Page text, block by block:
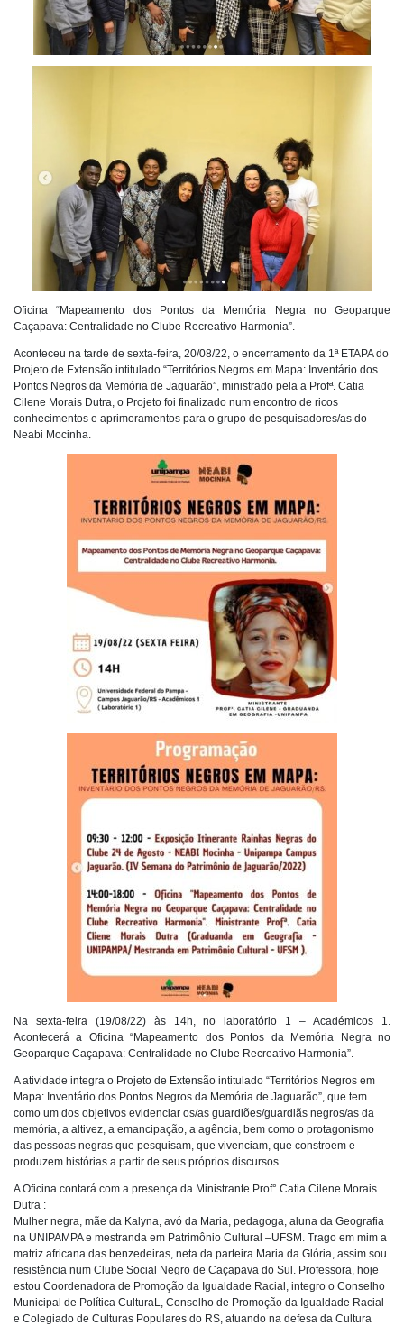
Oficina “Mapeamento dos Pontos da Memória Negra no Geoparque
Caçapava: Centralidade no Clube Recreativo Harmonia”.
Aconteceu na tarde de sexta-feira, 20/08/22, o encerramento da 1ª ETAPA do
Projeto de Extensão intitulado “Territórios Negros em Mapa: Inventário dos
Pontos Negros da Memória de Jaguarão”, ministrado pela a Profª. Catia
Cilene Morais Dutra, o Projeto foi finalizado num encontro de ricos
conhecimentos e aprimoramentos para o grupo de pesquisadores/as do
Neabi Mocinha.
Na sexta-feira (19/08/22) às 14h, no laboratório 1 – Académicos 1.
Acontecerá a Oficina “Mapeamento dos Pontos da Memória Negra no
Geoparque Caçapava: Centralidade no Clube Recreativo Harmonia”.
A atividade integra o Projeto de Extensão intitulado “Territórios Negros em
Mapa: Inventário dos Pontos Negros da Memória de Jaguarão”, que tem
como um dos objetivos evidenciar os/as guardiões/guardiãs negros/as da
memória, a altivez, a emancipação, a agência, bem como o protagonismo
das pessoas negras que pesquisam, que vivenciam, que constroem e
produzem histórias a partir de seus próprios discursos.
A Oficina contará com a presença da Ministrante Prof° Catia Cilene Morais
Dutra :
Mulher negra, mãe da Kalyna, avó da Maria, pedagoga, aluna da Geografia
na UNIPAMPA e mestranda em Patrimônio Cultural –UFSM. Trago em mim a
matriz africana das benzedeiras, neta da parteira Maria da Glória, assim sou
resistência num Clube Social Negro de Caçapava do Sul. Professora, hoje
estou Coordenadora de Promoção da Igualdade Racial, integro o Conselho
Municipal de Política CulturaL, Conselho de Promoção da Igualdade Racial
e Colegiado de Culturas Populares do RS, atuando na defesa da Cultura